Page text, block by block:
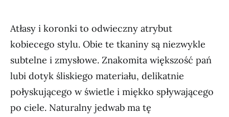
Atłasy i koronki to odwieczny atrybut
kobiecego stylu. Obie te tkaniny są niezwykle
subtelne i zmysłowe. Znakomita większość pań
lubi dotyk śliskiego materiału, delikatnie
połyskującego w świetle i miękko spływającego
po ciele. Naturalny jedwab ma tę